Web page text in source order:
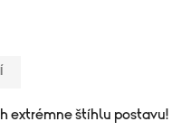
extrémne štíhlu postavu!